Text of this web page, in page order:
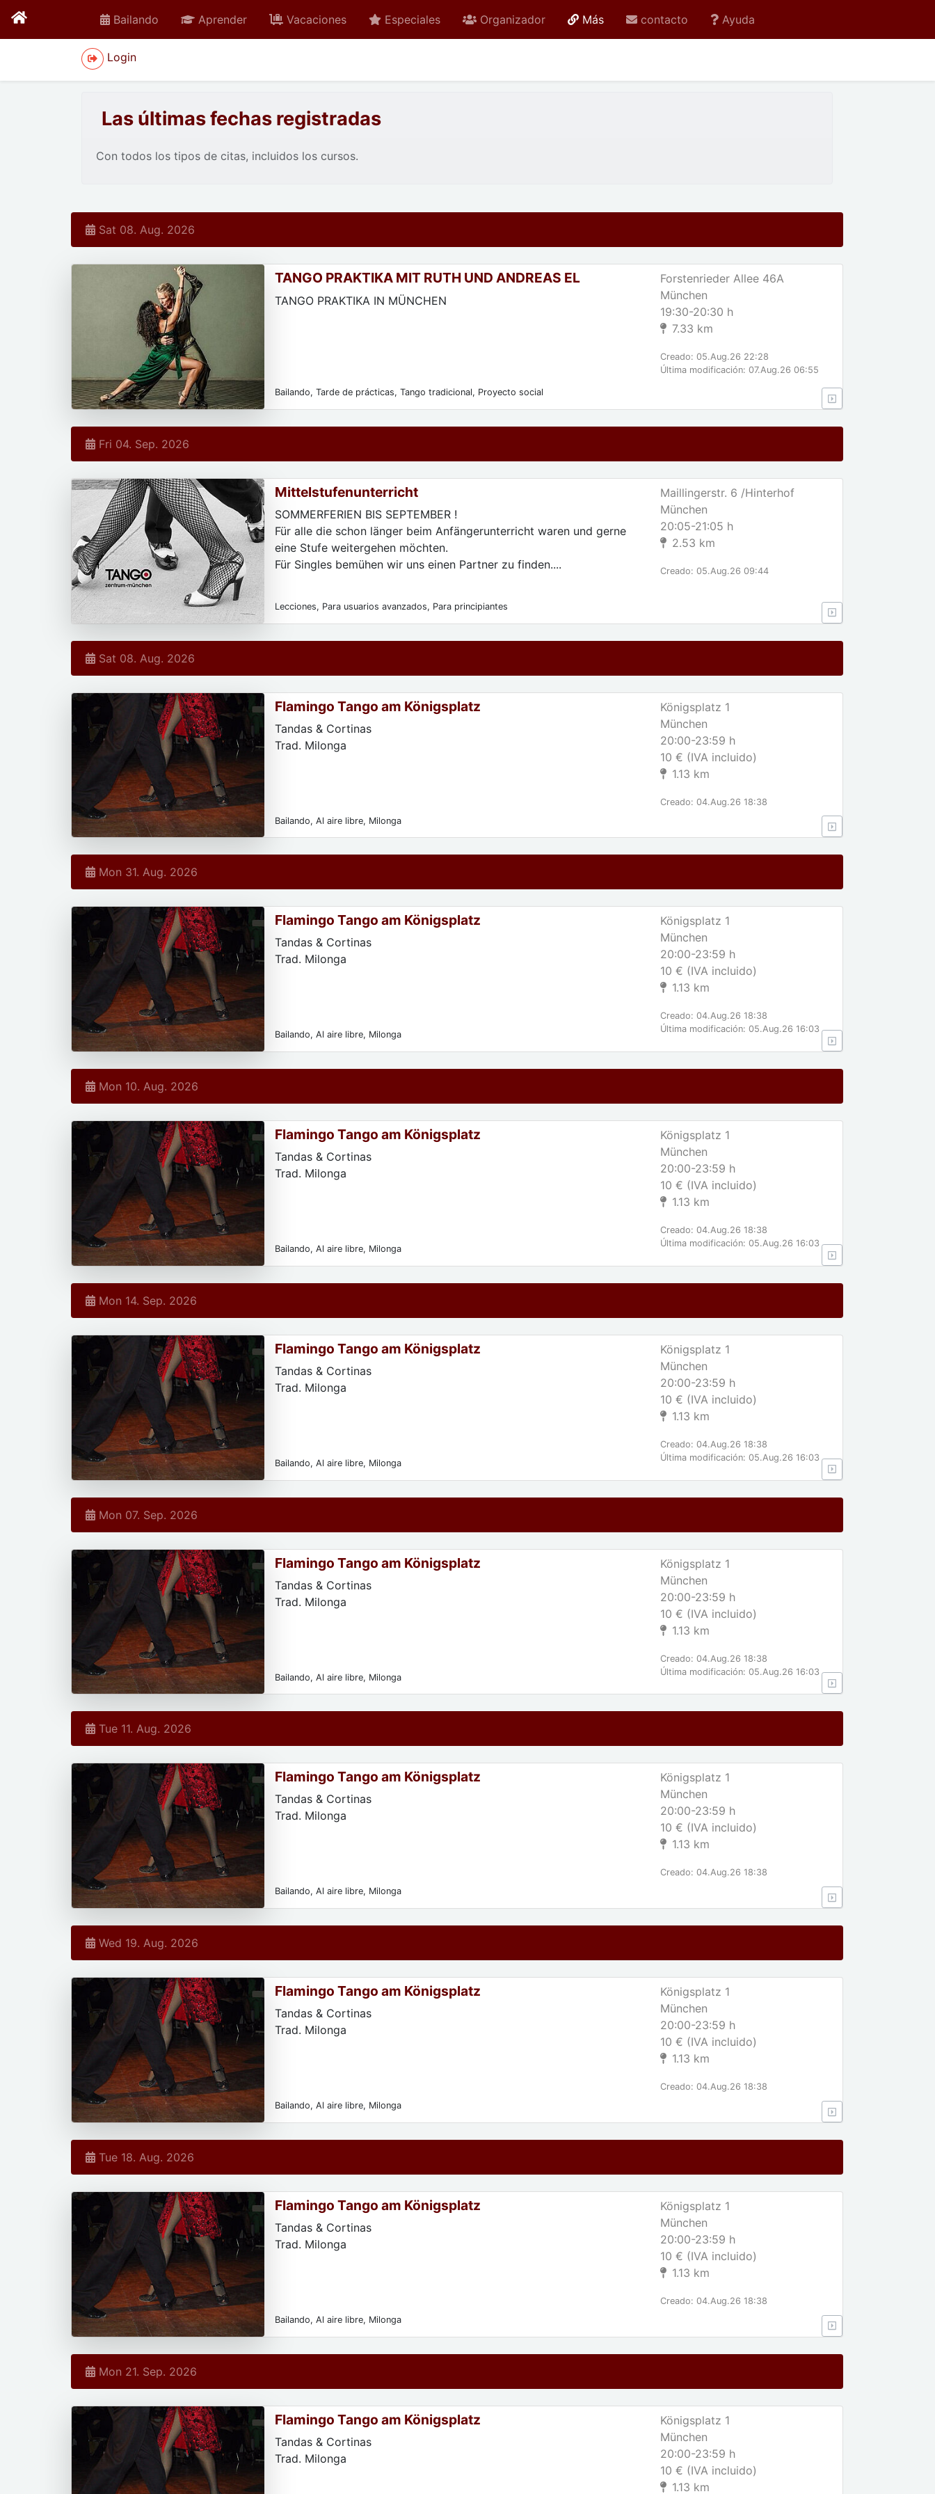
Bailando Aprender Vacaciones Especiales Organizador Másactive current
contacto Ayuda
Login
Las últimas fechas registradas
Con todos los tipos de citas, incluidos los cursos.
Sat 08. Aug. 2026
TANGO PRAKTIKA MIT RUTH UND ANDREAS EL
TACUARI TANGO
TANGO PRAKTIKA IN MÜNCHEN
Bailando, Tarde de prácticas, Tango tradicional, Proyecto social
Forstenrieder Allee 46A
München
19:30-20:30 h
7.33 km
Creado: 05.Aug.26 22:28
Última modificación: 07.Aug.26 06:55
Fri 04. Sep. 2026
Mittelstufenunterricht
SOMMERFERIEN BIS SEPTEMBER !
Für alle die schon länger beim Anfängerunterricht waren und gerne
eine Stufe weitergehen möchten.
Für Singles bemühen wir uns einen Partner zu finden....
Lecciones, Para usuarios avanzados, Para principiantes
Maillingerstr. 6 /Hinterhof
München
20:05-21:05 h
2.53 km
Creado: 05.Aug.26 09:44
Sat 08. Aug. 2026
Flamingo Tango am Königsplatz
Tandas & Cortinas
Trad. Milonga
Bailando, Al aire libre, Milonga
Königsplatz 1
München
20:00-23:59 h
10 € (IVA incluido)
1.13 km
Creado: 04.Aug.26 18:38
Mon 31. Aug. 2026
Flamingo Tango am Königsplatz
Tandas & Cortinas
Trad. Milonga
Bailando, Al aire libre, Milonga
Königsplatz 1
München
20:00-23:59 h
10 € (IVA incluido)
1.13 km
Creado: 04.Aug.26 18:38
Última modificación: 05.Aug.26 16:03
Mon 10. Aug. 2026
Flamingo Tango am Königsplatz
Tandas & Cortinas
Trad. Milonga
Bailando, Al aire libre, Milonga
Königsplatz 1
München
20:00-23:59 h
10 € (IVA incluido)
1.13 km
Creado: 04.Aug.26 18:38
Última modificación: 05.Aug.26 16:03
Mon 14. Sep. 2026
Flamingo Tango am Königsplatz
Tandas & Cortinas
Trad. Milonga
Bailando, Al aire libre, Milonga
Königsplatz 1
München
20:00-23:59 h
10 € (IVA incluido)
1.13 km
Creado: 04.Aug.26 18:38
Última modificación: 05.Aug.26 16:03
Mon 07. Sep. 2026
Flamingo Tango am Königsplatz
Tandas & Cortinas
Trad. Milonga
Bailando, Al aire libre, Milonga
Königsplatz 1
München
20:00-23:59 h
10 € (IVA incluido)
1.13 km
Creado: 04.Aug.26 18:38
Última modificación: 05.Aug.26 16:03
Tue 11. Aug. 2026
Flamingo Tango am Königsplatz
Tandas & Cortinas
Trad. Milonga
Bailando, Al aire libre, Milonga
Königsplatz 1
München
20:00-23:59 h
10 € (IVA incluido)
1.13 km
Creado: 04.Aug.26 18:38
Wed 19. Aug. 2026
Flamingo Tango am Königsplatz
Tandas & Cortinas
Trad. Milonga
Bailando, Al aire libre, Milonga
Königsplatz 1
München
20:00-23:59 h
10 € (IVA incluido)
1.13 km
Creado: 04.Aug.26 18:38
Tue 18. Aug. 2026
Flamingo Tango am Königsplatz
Tandas & Cortinas
Trad. Milonga
Bailando, Al aire libre, Milonga
Königsplatz 1
München
20:00-23:59 h
10 € (IVA incluido)
1.13 km
Creado: 04.Aug.26 18:38
Mon 21. Sep. 2026
Flamingo Tango am Königsplatz
Tandas & Cortinas
Trad. Milonga
Königsplatz 1
München
20:00-23:59 h
10 € (IVA incluido)
1.13 km